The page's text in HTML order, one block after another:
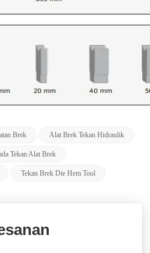
Brek Alat Brek Tekan Hidraulik
Tekan Alat Brek
Tekan Brek Die Hem Tool